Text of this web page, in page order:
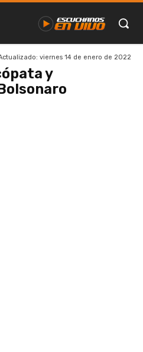
viernes 14 de enero de 2022
y